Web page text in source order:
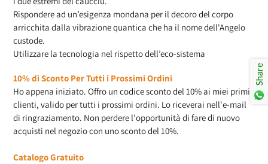
Rispondere ad un’esigenza mondana per il decoro del corpo
arricchita dalla vibrazione quantica che ha il nome dell'Angelo
custode.
Utilizzare la tecnologia nel rispetto dell’eco-sistema
10% di Sconto Per Tutti i Prossimi Ordini
Ho appena iniziato. Offro un codice sconto del 10% ai miei primi
clienti, valido per tutti i prossimi ordini. Lo riceverai nell'e-mail
di ringraziamento. Non perdere l'opportunità di fare di nuovo
acquisti nel negozio con uno sconto del 10%.
Catalogo Gratuito
Share